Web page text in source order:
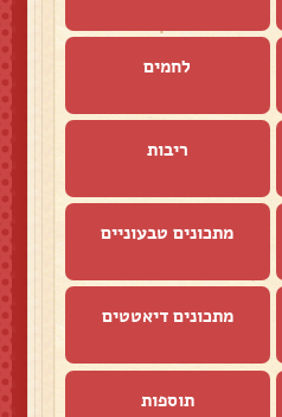
לחמים
ריבות
מתכונים טבעוניים
מתכונים דיאטטים
תוספות